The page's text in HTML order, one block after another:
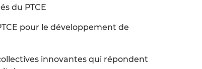
du PTCE
pour le développement de
innovantes qui répondent